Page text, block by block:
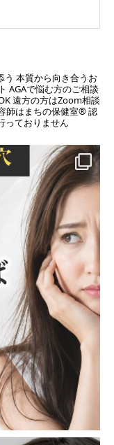
う 本質から向き合うお
AGAで悩む方のご相談
遠方の方はZoom相談
師はまちの保健室®︎ 認
っておりません